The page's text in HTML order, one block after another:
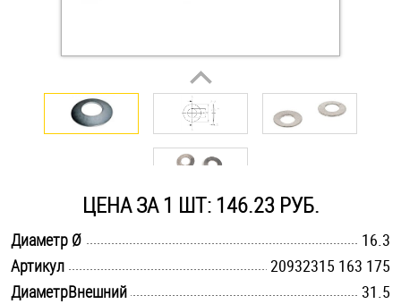
Крюки, кольца с шурупной резьбой
Оснастка и аксессуары для яхт
Саморезы и шурупы
Стопорные кольца
ЦЕНА ЗА 1 ШТ: 146.23 РУБ.
Диаметр Ø
16.3
Артикул
20932315 163 175
ДиаметрВнешний
31.5